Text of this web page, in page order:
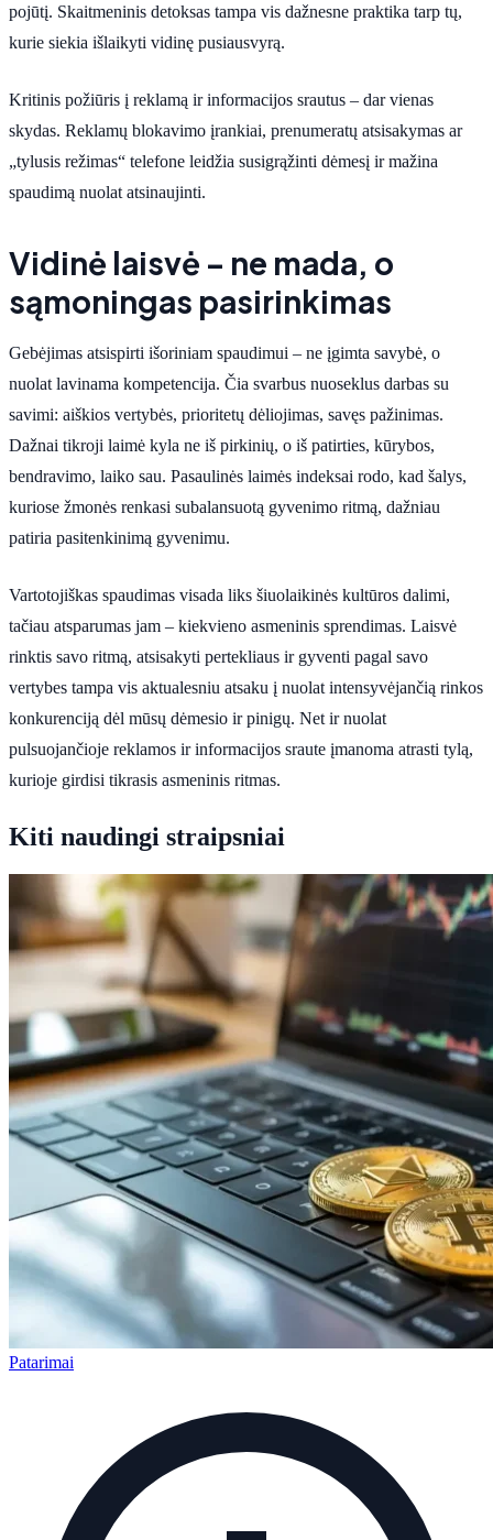
pojūtį. Skaitmeninis detoksas tampa vis dažnesne praktika tarp tų,
kurie siekia išlaikyti vidinę pusiausvyrą.
Kritinis požiūris į reklamą ir informacijos srautus – dar vienas
skydas. Reklamų blokavimo įrankiai, prenumeratų atsisakymas ar
„tylusis režimas“ telefone leidžia susigrąžinti dėmesį ir mažina
spaudimą nuolat atsinaujinti.
Vidinė laisvė – ne mada, o
sąmoningas pasirinkimas
Gebėjimas atsispirti išoriniam spaudimui – ne įgimta savybė, o
nuolat lavinama kompetencija. Čia svarbus nuoseklus darbas su
savimi: aiškios vertybės, prioritetų dėliojimas, savęs pažinimas.
Dažnai tikroji laimė kyla ne iš pirkinių, o iš patirties, kūrybos,
bendravimo, laiko sau. Pasaulinės laimės indeksai rodo, kad šalys,
kuriose žmonės renkasi subalansuotą gyvenimo ritmą, dažniau
patiria pasitenkinimą gyvenimu.
Vartotojiškas spaudimas visada liks šiuolaikinės kultūros dalimi,
tačiau atsparumas jam – kiekvieno asmeninis sprendimas. Laisvė
rinktis savo ritmą, atsisakyti pertekliaus ir gyventi pagal savo
vertybes tampa vis aktualesniu atsaku į nuolat intensyvėjančią rinkos
konkurenciją dėl mūsų dėmesio ir pinigų. Net ir nuolat
pulsuojančioje reklamos ir informacijos sraute įmanoma atrasti tylą,
kurioje girdisi tikrasis asmeninis ritmas.
Kiti naudingi straipsniai
Patarimai